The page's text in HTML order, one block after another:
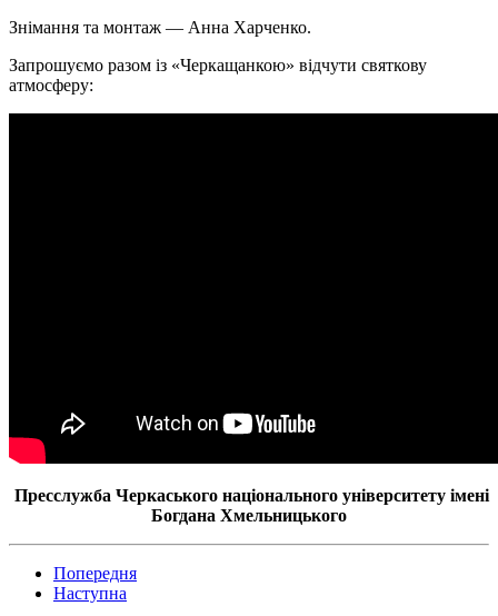
Знімання та монтаж — Анна Харченко.
Запрошуємо разом із «Черкащанкою» відчути святкову
атмосферу:
Пресслужба Черкаського національного університету імені
Богдана Хмельницького
Попередня
Наступна